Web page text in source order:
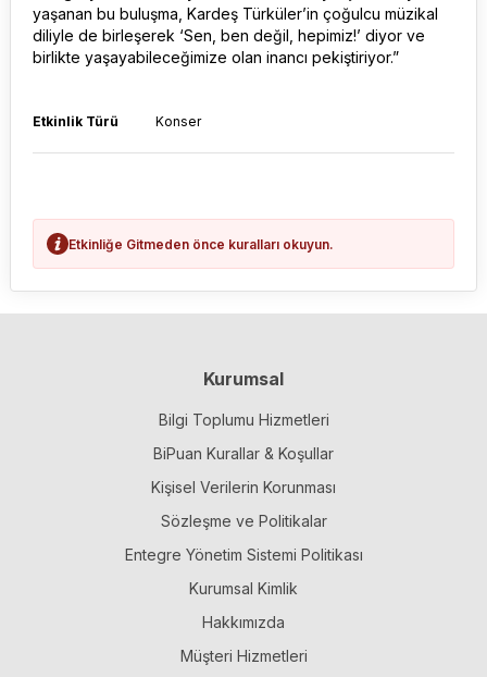
yaşanan bu buluşma, Kardeş Türküler’in çoğulcu müzikal
diliyle de birleşerek ‘Sen, ben değil, hepimiz!’ diyor ve
birlikte yaşayabileceğimize olan inancı pekiştiriyor.”
Etkinlik Türü Konser
Etkinliğe Gitmeden önce kuralları okuyun.
Kurumsal
Bilgi Toplumu Hizmetleri
BiPuan Kurallar & Koşullar
Kişisel Verilerin Korunması
Sözleşme ve Politikalar
Entegre Yönetim Sistemi Politikası
Kurumsal Kimlik
Hakkımızda
Müşteri Hizmetleri